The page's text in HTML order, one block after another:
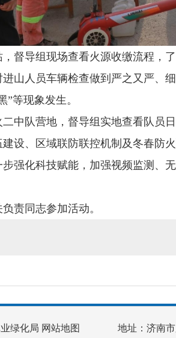
督导组现场查看火源收缴流程，
山人员车辆检查做到严之又严、
”等现象发生。
中队营地，督导组实地查看队员
设、区域联防联控机制及冬春防
强化科技赋能，加强视频监测、
责同志参加活动。
绿化局 网站地图 地址：济南